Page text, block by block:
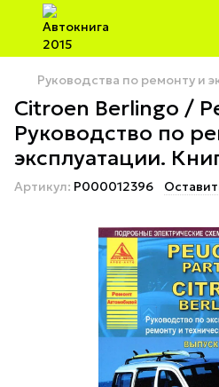
Руководства по ремонту и
Citroen Berlingo /
Руководство по
эксплуатации.
Артикул: P000012396